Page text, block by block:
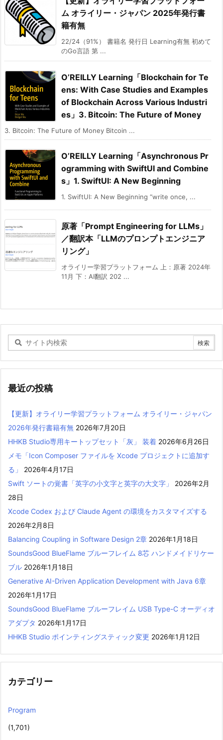
ム オライリー・ジャパン 2025年発行書
籍有無
22/24（91%） 書籍名 発行日 Learning有無 初めて
のGo言語 第 ...
O’REILLY Learning「Blockchain for Te
ens: With Case Studies and Examples
of Blockchain Across Various Industri
es」3. Bitcoin: The Future of Money
3. Bitcoin: The Future of Money Bitcoin ...
O’REILLY Learning「Asynchronous Pr
ogramming with SwiftUI and Combine
s」1. SwiftUI: A New Beginning
1. SwiftUI: A New Beginning “write once, ...
原著「Prompt Engineering for LLMs」
／翻訳本「LLMのプロンプトエンジニア
リング」
オライリー学習プラットフォーム 上：原著 2024年
11月 下：AI翻訳 202 ...
最近の投稿
【更新】オライリー学習プラットフォーム オライリー・ジャパン
2026年発行書籍有無 2026年7月20日
HHKB Studio専用キートップセット「灰」 装着 2026年6月26日
メモ「Icon Composer ファイルを Xcode プロジェクトに追加す
る」
2026年4月17日
Swift ソートの覚書「英字の小文字と英字の大文字」
2026年2月
28日
Xcode Codex および Claude Agent の環境をカスタマイズする
2026年2月8日
Balancing Coupling in Software Design 2章 2026年1月18日
SoundsGood BlueFlame ブルーフレイム 8芯 ハンドメイドリケー
ブル 2026年1月18日
Generative AI-Driven Application Development with Java 6章
2026年1月17日
SoundsGood BlueFlame ブルーフレイム USB Type-C オーディオ
アダプタ 2026年1月17日
HHKB Studio ポインティングスティック変更 2026年1月12日
カテゴリー
Program
(1,701)